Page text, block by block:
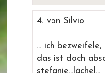
4. von Silvio
... ich
das ist doch
stefanie...lächel...